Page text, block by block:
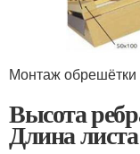
Монтаж обрешётки
Высота
Длина